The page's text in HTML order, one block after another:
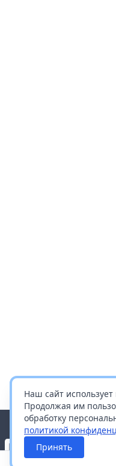
Наш сайт использует
Продолжая им
обработку
политикой
Принять